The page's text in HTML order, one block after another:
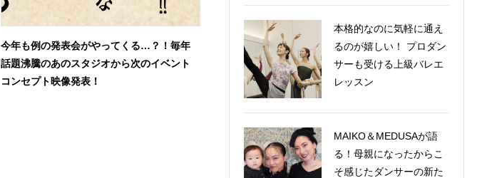
今年も例の発表会がやってくる…？！毎年
話題沸騰のあのスタジオから次のイベント
コンセプト映像発表！
本格的なのに気軽に通え
るのが嬉しい！ プロダン
サーも受ける上級バレエ
レッスン
MAIKO＆MEDUSAが語
る！母親になったからこ
そ感じたダンサーの新た